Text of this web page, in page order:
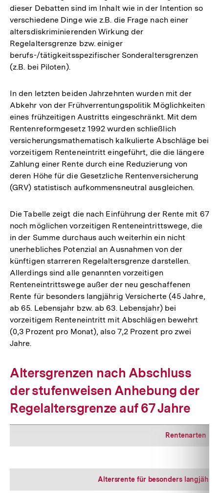
dieser Debatten sind im Inhalt wie in der Intention so
verschiedene Dinge wie z.B. die Frage nach einer
altersdiskriminierenden Wirkung der
Regelaltersgrenze bzw. einiger
berufs-/tätigkeitsspezifischer Sonderaltersgrenzen
(z.B. bei Piloten).
In den letzten beiden Jahrzehnten wurden mit der
Abkehr von der Frühverrentungspolitik Möglichkeiten
eines frühzeitigen Austritts eingeschränkt. Mit dem
Rentenreformgesetz 1992 wurden schließlich
versicherungsmathematisch kalkulierte Abschläge bei
vorzeitigem Renteneintritt eingeführt, die die längere
Zahlung einer Rente durch eine Reduzierung von
deren Höhe für die Gesetzliche Rentenversicherung
(GRV) statistisch aufkommensneutral ausgleichen.
Die Tabelle zeigt die nach Einführung der Rente mit 67
noch möglichen vorzeitigen Renteneintrittswege, die
in der Summe durchaus auch weiterhin ein nicht
unerhebliches Potenzial an Ausnahmen von der
künftigen starreren Regelaltersgrenze darstellen.
Allerdings sind alle genannten vorzeitigen
Renteneintrittswege außer der neu geschaffenen
Rente für besonders langjährig Versicherte (45 Jahre,
ab 65. Lebensjahr bzw. ab 63. Lebensjahr) bei
vorzeitigem Renteneintritt mit Abschlägen bewehrt
(0,3 Prozent pro Monat), also 7,2 Prozent pro zwei
Jahre.
Altersgrenzen nach Abschluss
der stufenweisen Anhebung der
Regelaltersgrenze auf 67 Jahre
Rentenarten
Altersrente für besonders